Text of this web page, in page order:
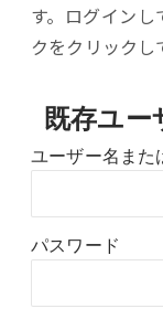
す。ログイン
クをクリックし
既存ユ
ユーザー名また
パスワード